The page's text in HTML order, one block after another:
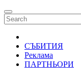
СЪБИТИЯ
Реклама
ПАРТНЬОРИ